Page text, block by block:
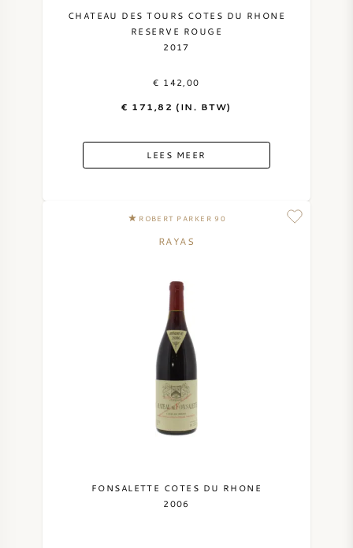
CHATEAU DES TOURS COTES DU RHONE
RESERVE ROUGE
2017
€ 142,00
€ 171,82 (IN. BTW)
LEES MEER
ROBERT PARKER 90
RAYAS
FONSALETTE COTES DU RHONE
2006